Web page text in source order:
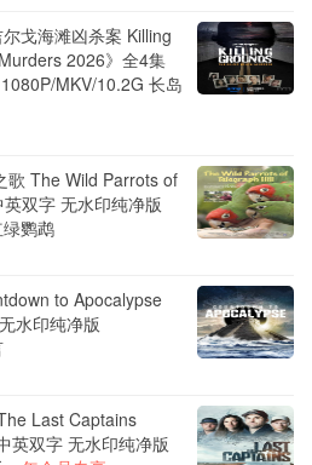
戈海滩凶杀案 Killing
2026》全4集
MKV/10.2G 长岛
歌 The Wild Parrots of
双字 无水印纯净版
鹦鹉
to Apocalypse
水印纯净版
Last Captains
英双字 无水印纯净版